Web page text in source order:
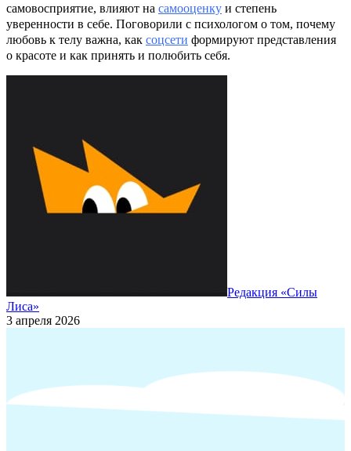
самовосприятие, влияют на самооценку и степень
уверенности в себе. Поговорили с психологом о том, почему
любовь к телу важна, как соцсети формируют представления
о красоте и как принять и полюбить себя.
Редакция «Силы
Лиса»
3 апреля 2026